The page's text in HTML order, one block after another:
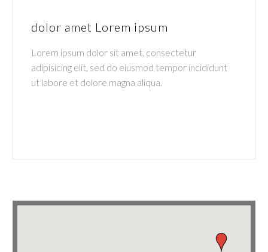
dolor amet Lorem ipsum
Lorem ipsum dolor sit amet, consectetur
adipisicing elit, sed do eiusmod tempor incididunt
ut labore et dolore magna aliqua.